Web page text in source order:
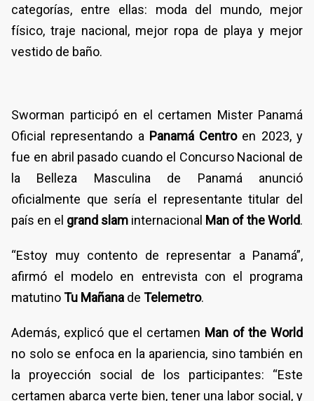
categorías, entre ellas: moda del mundo, mejor
físico, traje nacional, mejor ropa de playa y mejor
vestido de baño.
Sworman participó en el certamen Mister Panamá
Oficial representando a Panamá Centroen 2023, y
fue en abril pasado cuando el Concurso Nacional de
la Belleza Masculina de Panamá anunció
oficialmente que sería el representante titular del
país en el grand slam internacional Man of the World.
“Estoy muy contento de representar a Panamá”,
afirmó el modelo en entrevista con el programa
matutinoTu Mañana de Telemetro.
Además, explicó que el certamen Man of the World
no solo se enfoca en la apariencia, sino también en
la proyección social de los participantes: “Este
certamen abarca verte bien, tener una labor social, y